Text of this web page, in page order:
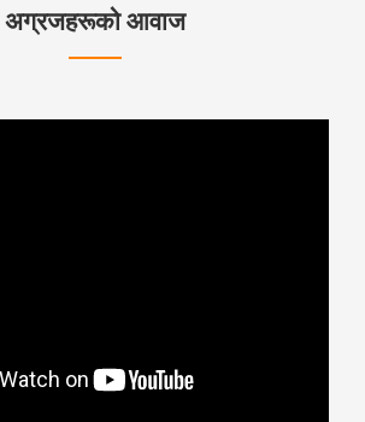
अग्रजहरूको आवाज